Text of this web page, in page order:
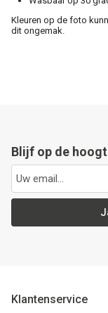
Kleuren op de foto
dit ongemak.
Blijf op de
Klantenservice